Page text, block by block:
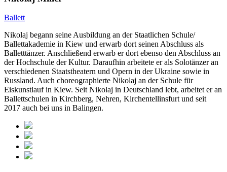
Ballett
Nikolaj begann seine Ausbildung an der Staatlichen Schule/
Ballettakademie in Kiew und erwarb dort seinen Abschluss als
Balletttänzer. Anschließend erwarb er dort ebenso den Abschluss an
der Hochschule der Kultur. Daraufhin arbeitete er als Solotänzer an
verschiedenen Staatstheatern und Opern in der Ukraine sowie in
Russland. Auch choreographierte Nikolaj an der Schule für
Eiskunstlauf in Kiew. Seit Nikolaj in Deutschland lebt, arbeitet er an
Ballettschulen in Kirchberg, Nehren, Kirchentellinsfurt und seit
2017 auch bei uns in Balingen.